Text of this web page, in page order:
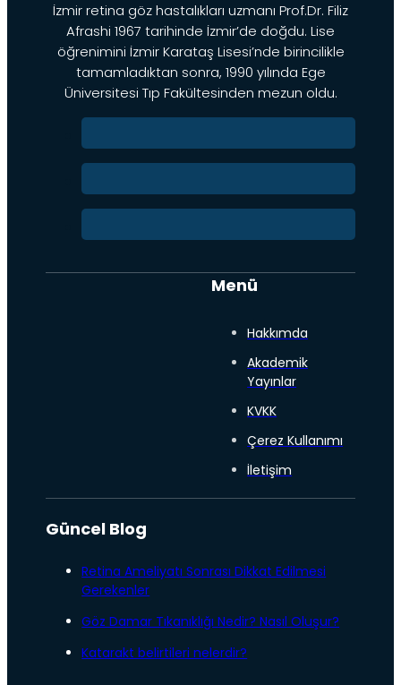
İzmir retina göz hastalıkları uzmanı Prof.Dr. Filiz
Afrashi 1967 tarihinde İzmir’de doğdu. Lise
öğrenimini İzmir Karataş Lisesi’nde birincilikle
tamamladıktan sonra, 1990 yılında Ege
Üniversitesi Tıp Fakültesinden mezun oldu.
Menü
Hakkımda
Akademik
Yayınlar
KVKK
Çerez Kullanımı
İletişim
Güncel Blog
Retina Ameliyatı Sonrası Dikkat Edilmesi
Gerekenler
Göz Damar Tıkanıklığı Nedir? Nasıl Oluşur?
Katarakt belirtileri nelerdir?